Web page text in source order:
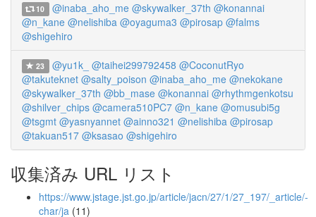
10 @inaba_aho_me @skywalker_37th @konannai
@n_kane @nelishiba @oyaguma3 @pirosap @falms
@shigehiro
23 @yu1k_ @taihei299792458 @CoconutRyo
@takuteknet @salty_poison @inaba_aho_me @nekokane
@skywalker_37th @bb_mase @konannai @rhythmgenkotsu
@shilver_chips @camera510PC7 @n_kane @omusubi5g
@tsgmt @yasnyannet @ainno321 @nelishiba @pirosap
@takuan517 @ksasao @shigehiro
収集済み URL リスト
https://www.jstage.jst.go.jp/article/jacn/27/1/27_197/_article/-
char/ja (11)